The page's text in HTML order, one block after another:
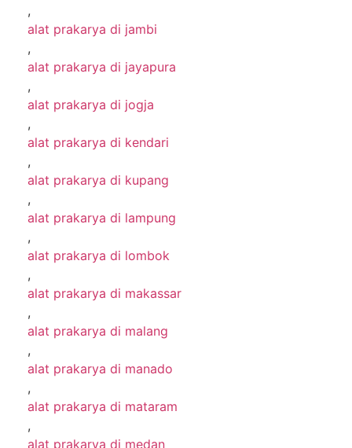
,
alat prakarya di jambi
,
alat prakarya di jayapura
,
alat prakarya di jogja
,
alat prakarya di kendari
,
alat prakarya di kupang
,
alat prakarya di lampung
,
alat prakarya di lombok
,
alat prakarya di makassar
,
alat prakarya di malang
,
alat prakarya di manado
,
alat prakarya di mataram
,
alat prakarya di medan